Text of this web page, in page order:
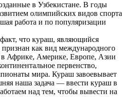
в Узбекистане. В годы
олимпийских видов спорта
работа и по популяризации
что кураш, являющийся
как вид международного
Африке, Америке, Европе, Азии
первенство,
мира. Кураш завоевывает
наша задача — ввести кураш в
над тем, чтобы вывести на